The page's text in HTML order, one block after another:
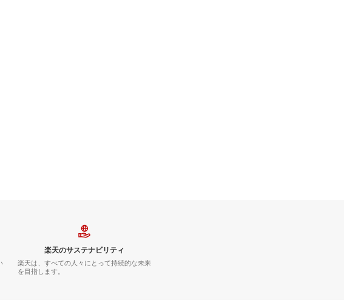
楽天のサステナビリティ
楽天は、すべての人々にとって持続的な未来
を目指します。